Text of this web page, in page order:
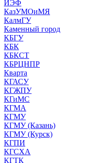
ИЭФ
КазУМОиМЯ
КалмГУ
Каменный город
КБГУ
КБК
КБКСТ
КБРЦНПР
Кварта
КГАСУ
КГЖПУ
КГиМС
КГМА
КГМУ
КГМУ (Казань)
КГМУ (Курск)
КГПИ
КГСХА
КГТК